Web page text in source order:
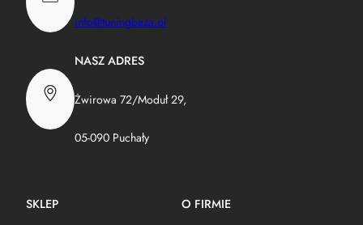
info@tuningbaza.pl
NASZ ADRES
Żwirowa 72/Moduł 29,
05-090 Puchały
SKLEP O FIRMIE